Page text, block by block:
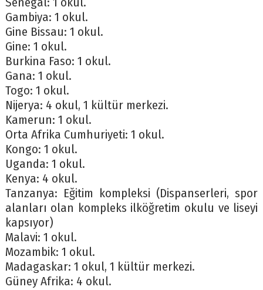
Gambiya: 1 okul.
Gine Bissau: 1 okul.
Gine: 1 okul.
Burkina Faso: 1 okul.
Gana: 1 okul.
Togo: 1 okul.
Nijerya: 4 okul, 1 kültür merkezi.
Kamerun: 1 okul.
Orta Afrika Cumhuriyeti: 1 okul.
Kongo: 1 okul.
Uganda: 1 okul.
Kenya: 4 okul.
Tanzanya: Eğitim kompleksi (Dispanserleri, spor
alanları olan kompleks ilköğretim okulu ve liseyi
kapsıyor)
Malavi: 1 okul.
Mozambik: 1 okul.
Madagaskar: 1 okul, 1 kültür merkezi.
Güney Afrika: 4 okul.